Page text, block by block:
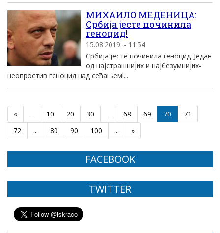
МИХАИЛО МЕДЕНИЦА:
Србија јесте починила
геноцид!
15.08.2019. - 11:54
Србија јесте починила геноцид. Један
од најстрашнијих и најбезумнијих-
неопростив геноцид над сећањем!...
« ... 10 20 30 ... 68 69 70
71
72
... 80 90 100 ... »
FACEBOOK
TWITTER